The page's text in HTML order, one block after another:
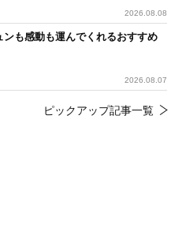
2026.08.08
も感動も運んでくれるおすすめ
2026.08.07
ピックアップ記事一覧